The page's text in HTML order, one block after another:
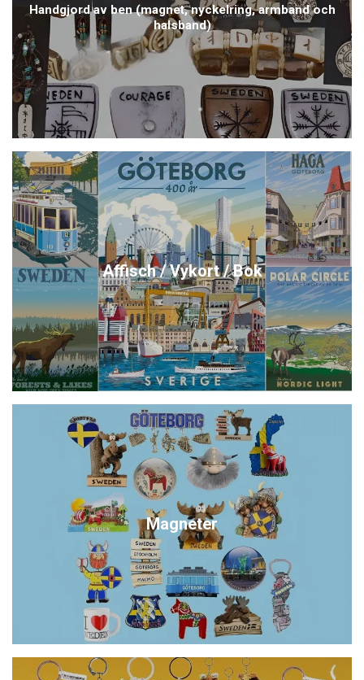
Handgjord av ben (magnet, nyckelring, armband och
halsband)
Affisch / Vykort / Bok
Magneter